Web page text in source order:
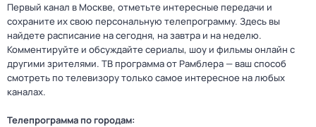
Первый канал в Москве, отметьте интересные передачи и
сохраните их свою персональную телепрограмму. Здесь вы
найдете расписание на сегодня, на завтра и на неделю.
Комментируйте и обсуждайте сериалы, шоу и фильмы онлайн с
другими зрителями. ТВ программа от Рамблера — ваш способ
смотреть по телевизору только самое интересное на любых
каналах.
Телепрограмма по городам: